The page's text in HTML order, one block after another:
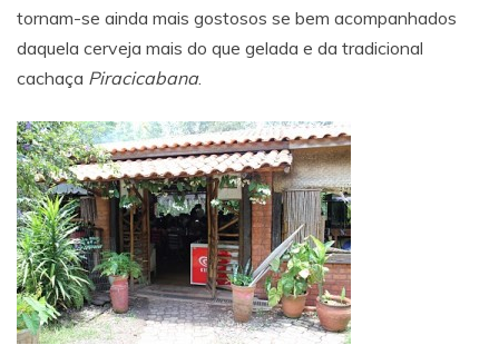
tornam-se ainda mais gostosos se bem acompanhados
daquela cerveja mais do que gelada e da tradicional
cachaça Piracicabana.